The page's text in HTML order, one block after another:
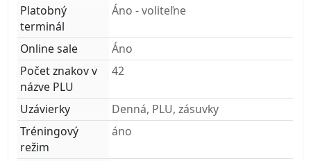
Platobný
terminál
Áno - voliteľne
Online sale
Áno
Počet znakov v
názve PLU
42
Uzávierky
Denná, PLU, zásuvky
Tréningový
režim
áno